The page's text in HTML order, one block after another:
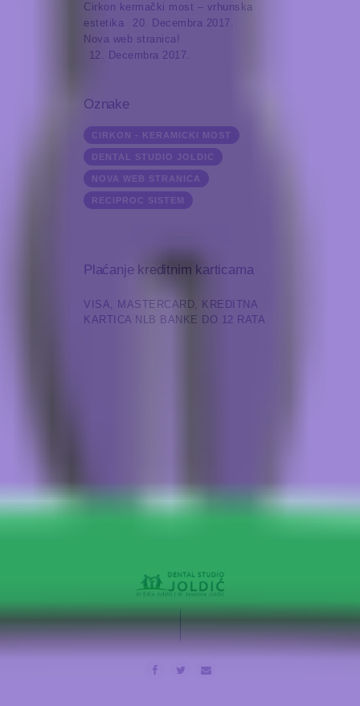
Cirkon kermački most – vrhunska
estetika
20. Decembra 2017.
Nova web stranica!
12. Decembra 2017.
Oznake
CIRKON - KERAMICKI MOST
DENTAL STUDIO JOLDIC
NOVA WEB STRANICA
RECIPROC SISTEM
Plaćanje kreditnim karticama
VISA, MASTERCARD, KREDITNA
KARTICA NLB BANKE DO 12 RATA